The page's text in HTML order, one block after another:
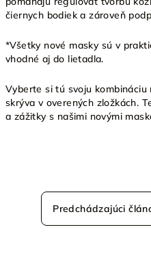
čiernych bodiek a zároveň
*Všetky nové masky sú v
vhodné aj do lietadla.
Vyberte si tú svoju
skrýva v overených zložkách.
a zážitky s našimi novými
Predchádzajúci